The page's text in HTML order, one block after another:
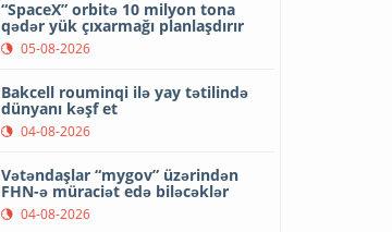
“SpaceX” orbitə 10 milyon tona
qədər yük çıxarmağı planlaşdırır
05-08-2026
Bakcell rouminqi ilə yay tətilində
dünyanı kəşf et
04-08-2026
Vətəndaşlar “mygov” üzərindən
FHN-ə müraciət edə biləcəklər
04-08-2026